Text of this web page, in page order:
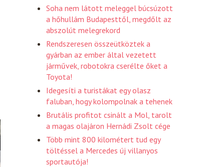
Soha nem látott meleggel búcsúzott
a hőhullám Budapesttől, megdőlt az
abszolút melegrekord
Rendszeresen összeütköztek a
gyárban az ember által vezetett
járművek, robotokra cserélte őket a
Toyota!
Idegesíti a turistákat egy olasz
faluban, hogy kolompolnak a tehenek
Brutális profitot csinált a Mol, tarolt
a magas olajáron Hernádi Zsolt cége
Több mint 800 kilométert tud egy
töltéssel a Mercedes új villanyos
sportautója!